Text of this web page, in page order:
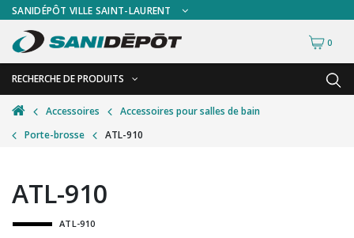
SANIDÉPÔT VILLE SAINT-LAURENT
0
RECHERCHE DE PRODUITS
RETOUR
Accessoires de sécurité
Accessoires pour le lavage de mur
Accessoires pour salles de bain
RETOUR
Gants
Plexiglas
Signalisations
Accessoires
Accessoires pour salles de bain
Porte-brosse
ATL-910
ATL-910
ATL-910